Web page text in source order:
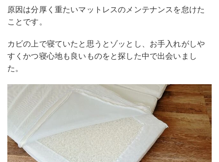
原因は分厚く重たいマットレスのメンテナンスを怠けた
ことです。
カビの上で寝ていたと思うとゾッとし、お手入れがしや
すくかつ寝心地も良いものをと探した中で出会いまし
た。